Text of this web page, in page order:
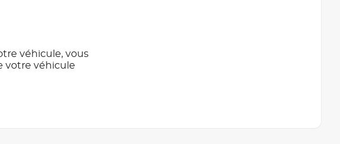
véhicule, vous
votre véhicule